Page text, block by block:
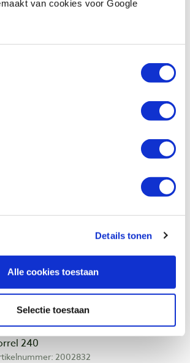
van cookies voor Google
Details tonen
Alle cookies toestaan
Selectie toestaan
excl. btw
Razertip pyrografiepunt kogel 0,4 mm
24866
excl. btw
voorraad
Vergelijken
elastisch 80 x 50 x 20 mm
240
2002832